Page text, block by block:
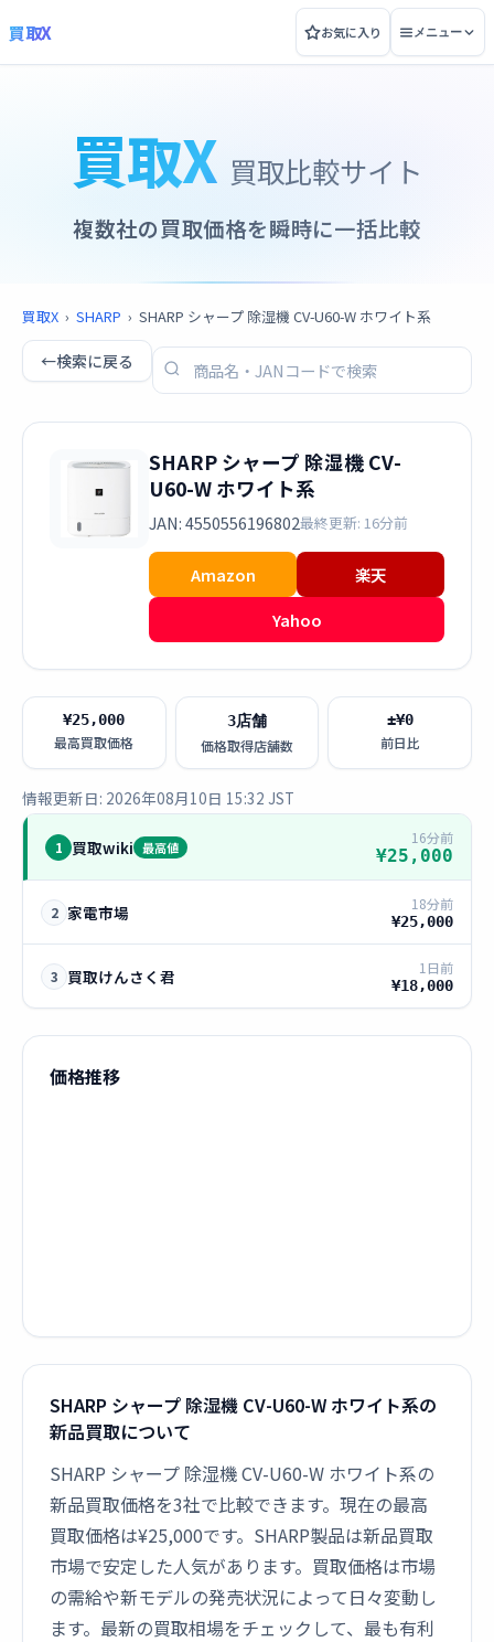
買取X お気に入り メニュー
買取X 買取比較サイト
複数社の買取価格を瞬時に一括比較
買取X › SHARP › SHARP シャープ 除湿機 CV-U60-W ホワイト系
←検索に戻る
SHARP シャープ 除湿機 CV-
U60-W ホワイト系
JAN: 4550556196802最終更新: 16分前
Amazon
楽天
Yahoo
¥25,000
最高買取価格
3店舗
価格取得店舗数
±¥0
前日比
情報更新日: 2026年08月10日 15:32 JST
1 買取wiki 最高値
16分前
¥25,000
2 家電市場 18分前
¥25,000
3 買取けんさく君 1日前
¥18,000
価格推移
SHARP シャープ 除湿機 CV-U60-W ホワイト系の
新品買取について
SHARP シャープ 除湿機 CV-U60-W ホワイト系の
新品買取価格を3社で比較できます。現在の最高
買取価格は¥25,000です。SHARP製品は新品買取
市場で安定した人気があります。買取価格は市場
の需給や新モデルの発売状況によって日々変動し
ます。最新の買取相場をチェックして、最も有利